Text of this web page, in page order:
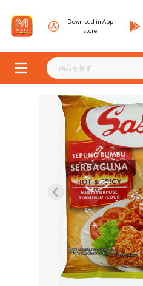
Download in App
store